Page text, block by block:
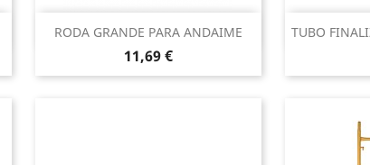
RODA GRANDE PARA ANDAIME
Preço
11,69 €
Vista rápida TUBO 